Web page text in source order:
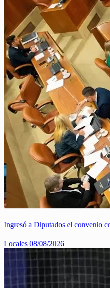
Ingresó a Diputados el convenio
Locales 08/08/2026